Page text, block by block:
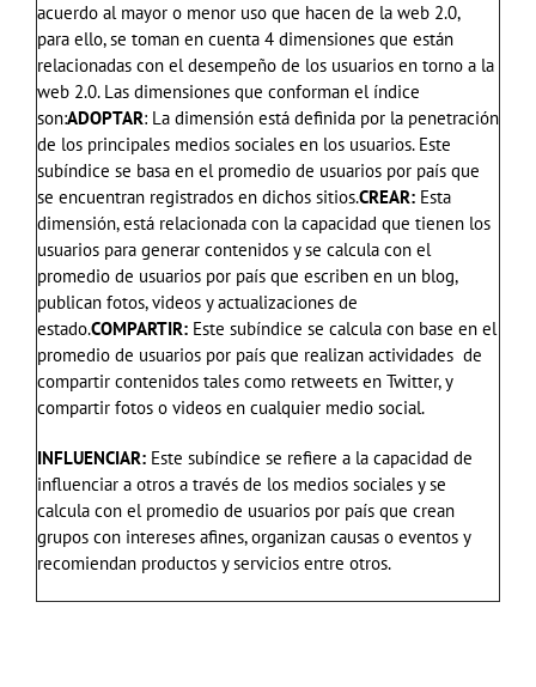
acuerdo al mayor o menor uso que hacen de la web 2.0,
para ello, se toman en cuenta 4 dimensiones que están
relacionadas con el desempeño de los usuarios en torno a la
web 2.0. Las dimensiones que conforman el índice
son:ADOPTAR: La dimensión está definida por la penetración
de los principales medios sociales en los usuarios. Este
subíndice se basa en el promedio de usuarios por país que
se encuentran registrados en dichos sitios.CREAR: Esta
dimensión, está relacionada con la capacidad que tienen los
usuarios para generar contenidos y se calcula con el
promedio de usuarios por país que escriben en un blog,
publican fotos, videos y actualizaciones de
estado.COMPARTIR: Este subíndice se calcula con base en el
promedio de usuarios por país que realizan actividades de
compartir contenidos tales como retweets en Twitter, y
compartir fotos o videos en cualquier medio social.
INFLUENCIAR: Este subíndice se refiere a la capacidad de
influenciar a otros a través de los medios sociales y se
calcula con el promedio de usuarios por país que crean
grupos con intereses afines, organizan causas o eventos y
recomiendan productos y servicios entre otros.